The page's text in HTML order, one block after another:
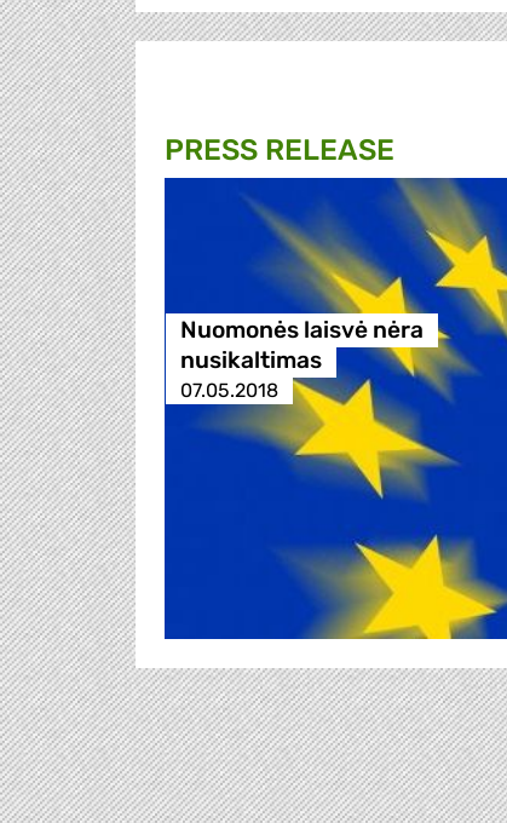
PRESS RELEASE
Nuomonės laisvė nėra
nusikaltimas
07.05.2018